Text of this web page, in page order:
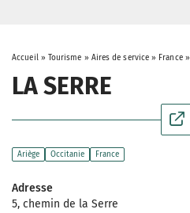
Accueil» Tourisme » Aires de service » France»
LA SERRE
Ariège Occitanie France
Adresse
5, chemin de la Serre